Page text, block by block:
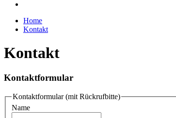
Home
Kontakt
Kontakt
Kontaktformular
Kontaktformular (mit Rückrufbitte)
Name